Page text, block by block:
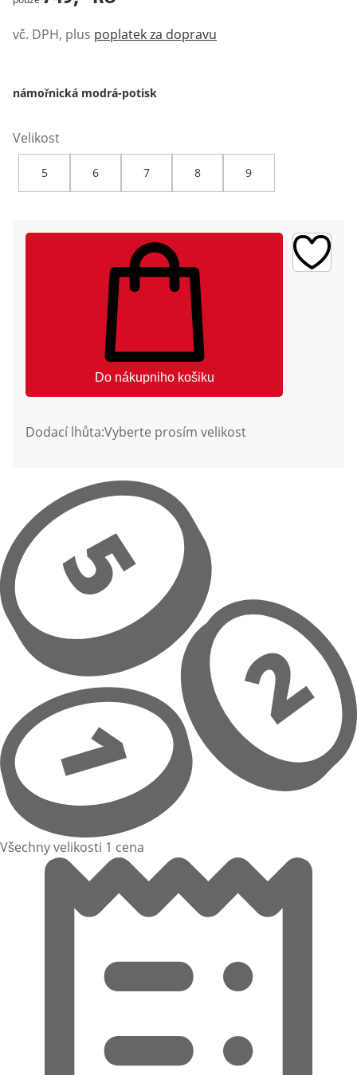
vč. DPH, plus poplatek za dopravu
námořnická modrá-potisk
Velikost
5 6 7 8 9
Do nákupniho košiku
Dodací lhůta:Vyberte prosím velikost
Všechny velikosti 1 cena